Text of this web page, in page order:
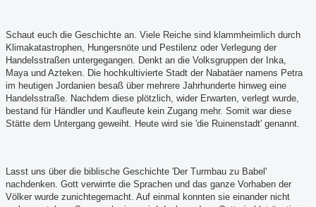
Schaut euch die Geschichte an. Viele Reiche sind klammheimlich durch
Klimakatastrophen, Hungersnöte und Pestilenz oder Verlegung der
Handelsstraßen untergegangen. Denkt an die Volksgruppen der Inka,
Maya und Azteken. Die hochkultivierte Stadt der Nabatäer namens Petra
im heutigen Jordanien besaß über mehrere Jahrhunderte hinweg eine
Handelsstraße. Nachdem diese plötzlich, wider Erwarten, verlegt wurde,
bestand für Händler und Kaufleute kein Zugang mehr. Somit war diese
Stätte dem Untergang geweiht. Heute wird sie 'die Ruinenstadt' genannt.
Lasst uns über die biblische Geschichte 'Der Turmbau zu Babel'
nachdenken. Gott verwirrte die Sprachen und das ganze Vorhaben der
Völker wurde zunichtegemacht. Auf einmal konnten sie einander nicht